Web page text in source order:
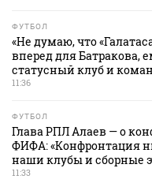
ФУТБОЛ
«Не думаю, что
вперед для Батракова,
статусный клуб и
11:36
ФУТБОЛ
Глава РПЛ Алаев — о
ФИФА: «Конфронтация
наши клубы и сборные
11:33